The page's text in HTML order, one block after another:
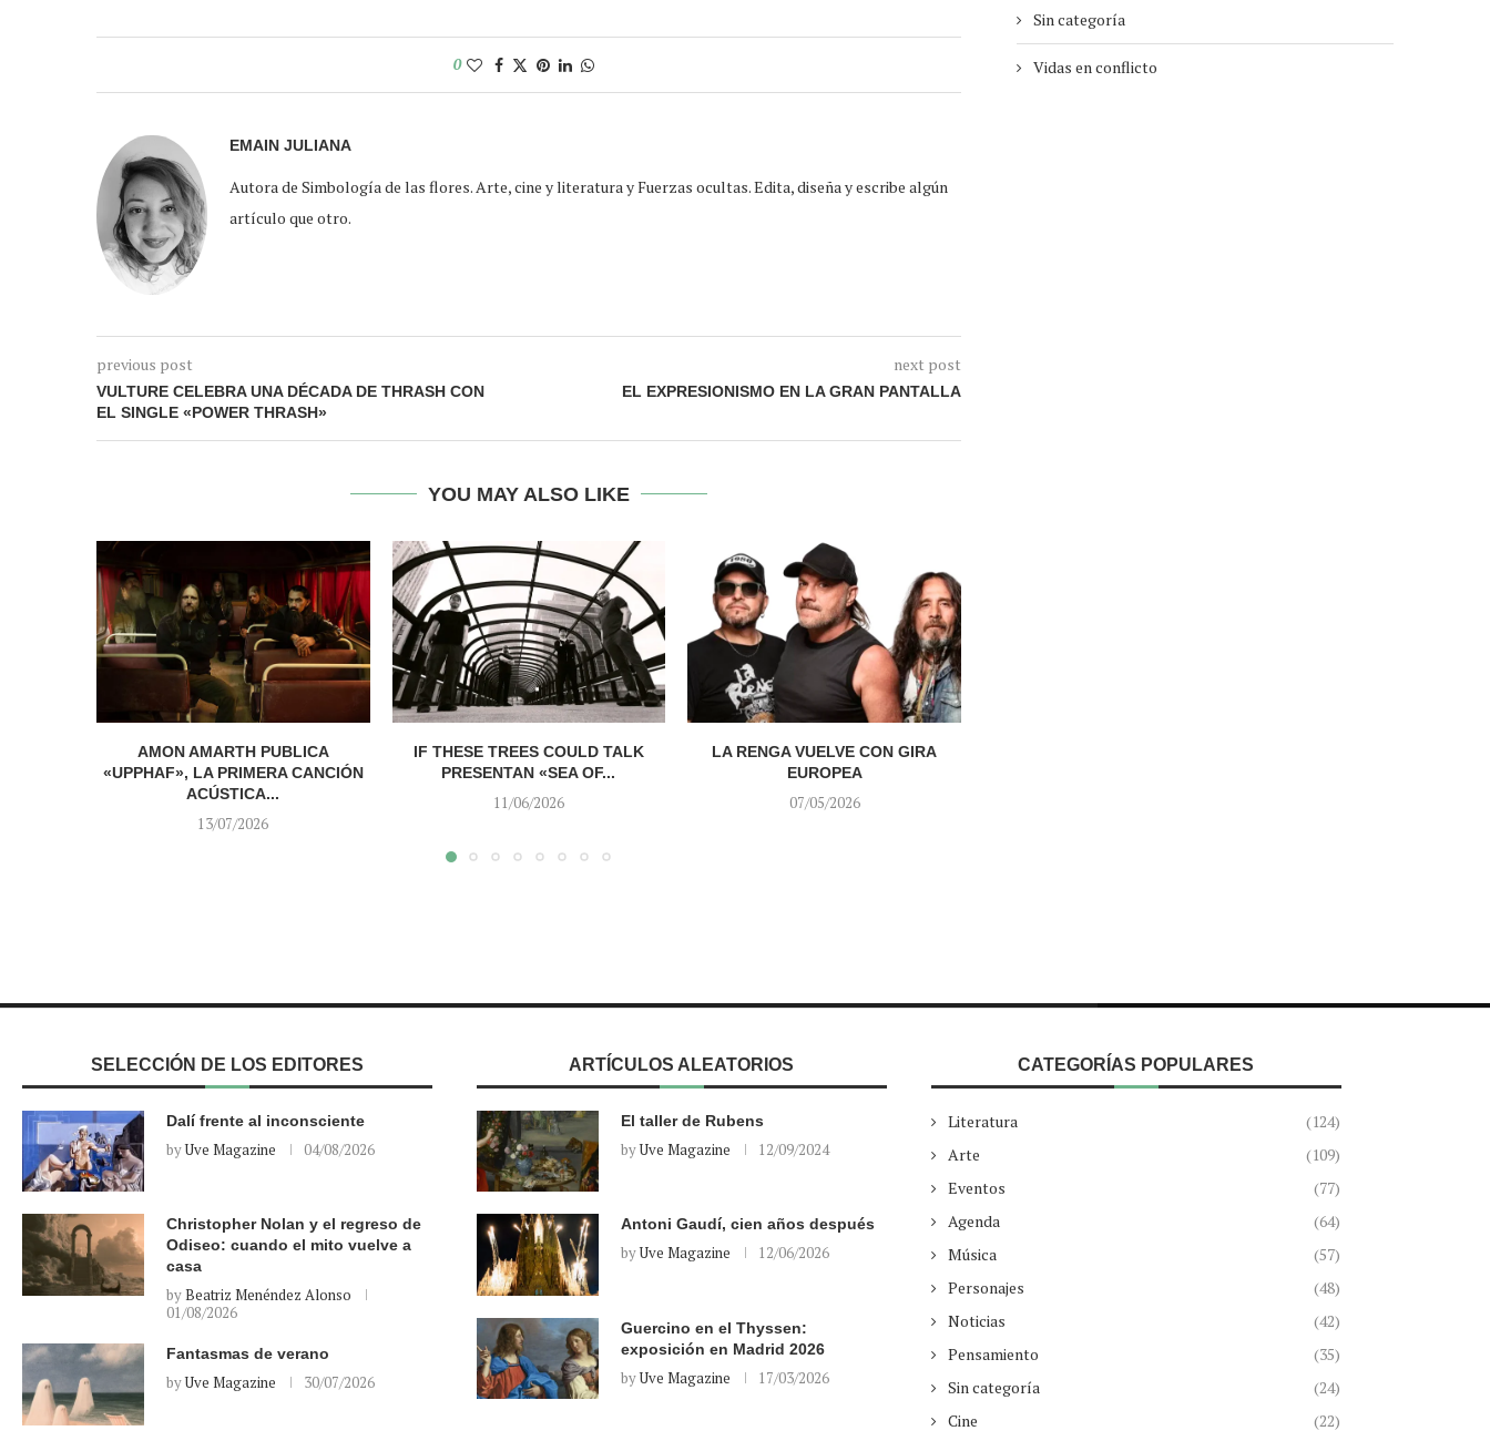
0
EMAIN JULIANA
Autora de Simbología de las flores. Arte, cine y literatura y Fuerzas ocultas. Edita, diseña y escribe algún
artículo que otro.
previous post
VULTURE CELEBRA UNA DÉCADA DE THRASH CON
EL SINGLE «POWER THRASH»
next post
EL EXPRESIONISMO EN LA GRAN PANTALLA
YOU MAY ALSO LIKE
AMON AMARTH PUBLICA
«UPPHAF», LA PRIMERA CANCIÓN
ACÚSTICA...
13/07/2026
IF THESE TREES COULD TALK
PRESENTAN «SEA OF...
11/06/2026
LA RENGA VUELVE CON GIRA
EUROPEA
07/05/2026
Sin categoría
Vidas en conflicto
SELECCIÓN DE LOS EDITORES
Dalí frente al inconsciente
byUve Magazine 04/08/2026
Christopher Nolan y el regreso de
Odiseo: cuando el mito vuelve a
casa
byBeatriz Menéndez Alonso
01/08/2026
Fantasmas de verano
byUve Magazine 30/07/2026
ARTÍCULOS ALEATORIOS
El taller de Rubens
byUve Magazine 12/09/2024
Antoni Gaudí, cien años después
byUve Magazine 12/06/2026
Guercino en el Thyssen:
exposición en Madrid 2026
byUve Magazine 17/03/2026
CATEGORÍAS POPULARES
Literatura
(124)
Arte
(109)
Eventos
(77)
Agenda
(64)
Música
(57)
Personajes
(48)
Noticias
(42)
Pensamiento
(35)
Sin categoría
(24)
Cine
(22)